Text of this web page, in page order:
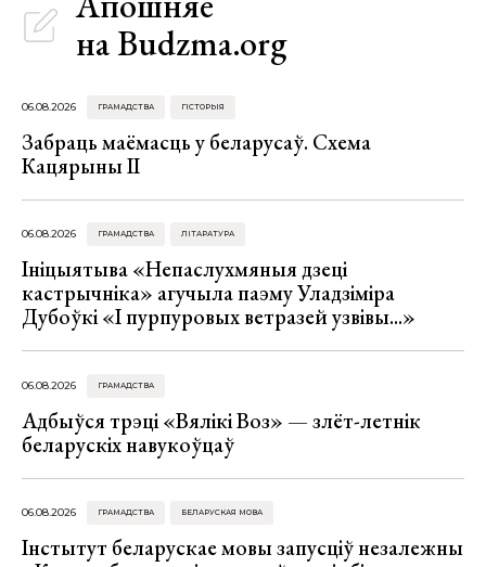
на Budzma.org
06.08.2026 ГРАМАДСТВА ГІСТОРЫЯ
Забраць маёмасць у беларусаў. Схема
Кацярыны ІІ
06.08.2026 ГРАМАДСТВА ЛІТАРАТУРА
Ініцыятыва «Непаслухмяныя дзеці
кастрычніка» агучыла паэму Уладзіміра
Дубоўкі «І пурпуровых ветразей узвівы...»
06.08.2026 ГРАМАДСТВА
Адбыўся трэці «Вялікі Воз» — злёт-летнік
беларускіх навукоўцаў
06.08.2026 ГРАМАДСТВА БЕЛАРУСКАЯ МОВА
Інстытут беларускае мовы запусціў незалежны